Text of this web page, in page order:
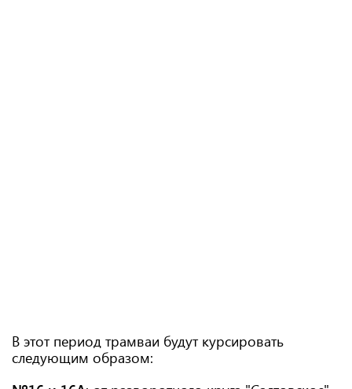
В этот период трамваи будут курсировать
следующим образом: